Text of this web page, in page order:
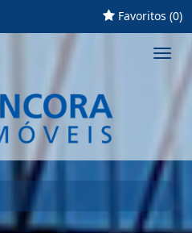
Favoritos (0)